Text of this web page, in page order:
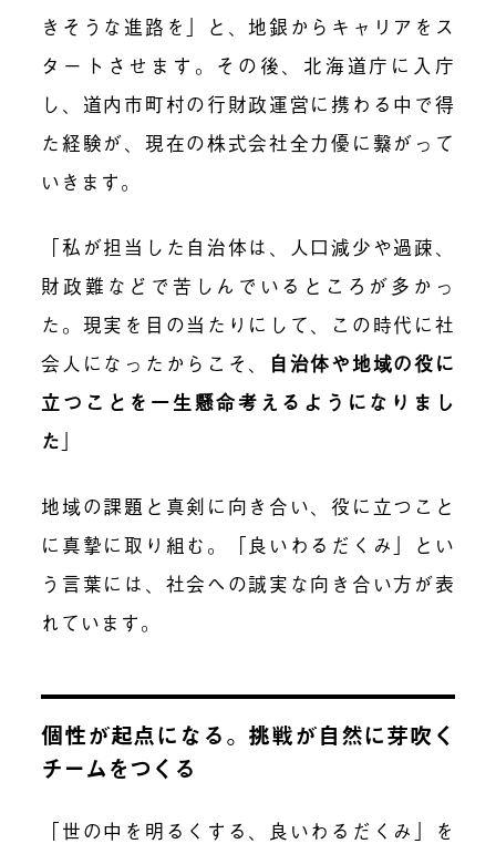
きそうな進路を」と、地銀からキャリアをス
タートさせます。その後、北海道庁に入庁
し、道内市町村の行財政運営に携わる中で得
た経験が、現在の株式会社全力優に繋がって
いきます。
「私が担当した自治体は、人口減少や過疎、
財政難などで苦しんでいるところが多かっ
た。現実を目の当たりにして、この時代に社
会人になったからこそ、
自治体や地域の役に
立つことを一生懸命考えるようになりまし
た 」
地域の課題と真剣に向き合い、役に立つこと
に真摯に取り組む。「良いわるだくみ」とい
う言葉には、社会への誠実な向き合い方が表
れています。
個性が起点になる。挑戦が自然に芽吹く
チームをつくる
「世の中を明るくする、良いわるだくみ」を